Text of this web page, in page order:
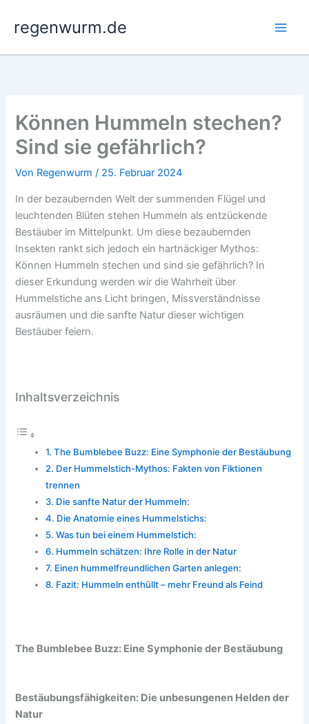
Inhalt
springen
regenwurm.de
Können Hummeln stechen?
Sind sie gefährlich?
Von Regenwurm/ 25. Februar 2024
In der bezaubernden Welt der summenden Flügel und
leuchtenden Blüten stehen Hummeln als entzückende
Bestäuber im Mittelpunkt. Um diese bezaubernden
Insekten rankt sich jedoch ein hartnäckiger Mythos:
Können Hummeln stechen und sind sie gefährlich? In
dieser Erkundung werden wir die Wahrheit über
Hummelstiche ans Licht bringen, Missverständnisse
ausräumen und die sanfte Natur dieser wichtigen
Bestäuber feiern.
Inhaltsverzeichnis
The Bumblebee Buzz: Eine Symphonie der Bestäubung
Der Hummelstich-Mythos: Fakten von Fiktionen
trennen
Die sanfte Natur der Hummeln:
Die Anatomie eines Hummelstichs:
Was tun bei einem Hummelstich:
Hummeln schätzen: Ihre Rolle in der Natur
Einen hummelfreundlichen Garten anlegen:
Fazit: Hummeln enthüllt – mehr Freund als Feind
The Bumblebee Buzz: Eine Symphonie der Bestäubung
Bestäubungsfähigkeiten: Die unbesungenen Helden der
Natur